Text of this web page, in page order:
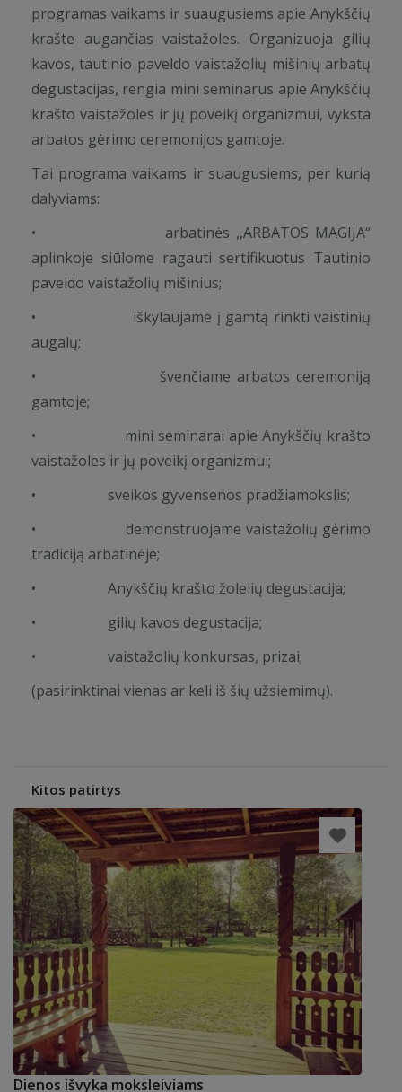
programas vaikams ir suaugusiems apie Anykščių
krašte augančias vaistažoles. Organizuoja gilių
kavos, tautinio paveldo vaistažolių mišinių arbatų
degustacijas, rengia mini seminarus apie Anykščių
krašto vaistažoles ir jų poveikį organizmui, vyksta
arbatos gėrimo ceremonijos gamtoje.
Tai programa vaikams ir suaugusiems, per kurią
dalyviams:
• arbatinės ,,ARBATOS MAGIJA“
aplinkoje siūlome ragauti sertifikuotus Tautinio
paveldo vaistažolių mišinius;
• iškylaujame į gamtą rinkti vaistinių
augalų;
• švenčiame arbatos ceremoniją
gamtoje;
• mini seminarai apie Anykščių krašto
vaistažoles ir jų poveikį organizmui;
• sveikos gyvensenos pradžiamokslis;
• demonstruojame vaistažolių gėrimo
tradiciją arbatinėje;
• Anykščių krašto žolelių degustacija;
• gilių kavos degustacija;
• vaistažolių konkursas, prizai;
(pasirinktinai vienas ar keli iš šių užsiėmimų).
Kitos patirtys
Dienos išvyka moksleiviams